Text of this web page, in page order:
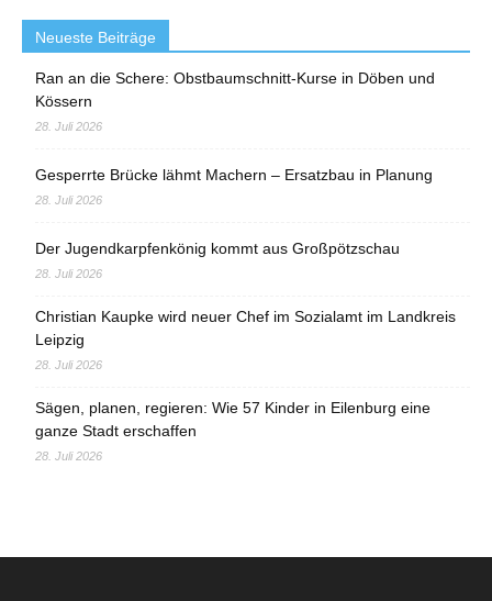
Neueste Beiträge
Ran an die Schere: Obstbaumschnitt-Kurse in Döben und
Kössern
28. Juli 2026
Gesperrte Brücke lähmt Machern – Ersatzbau in Planung
28. Juli 2026
Der Jugendkarpfenkönig kommt aus Großpötzschau
28. Juli 2026
Christian Kaupke wird neuer Chef im Sozialamt im Landkreis
Leipzig
28. Juli 2026
Sägen, planen, regieren: Wie 57 Kinder in Eilenburg eine
ganze Stadt erschaffen
28. Juli 2026